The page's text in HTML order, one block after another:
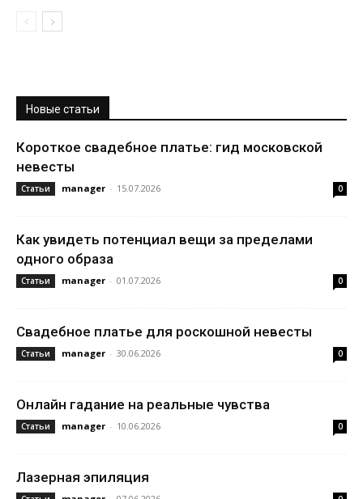
Новые статьи
Короткое свадебное платье: гид московской
невесты
Статьи manager - 15.07.2026 0
Как увидеть потенциал вещи за пределами
одного образа
Статьи manager - 01.07.2026 0
Свадебное платье для роскошной невесты
Статьи manager - 30.06.2026 0
Онлайн гадание на реальные чувства
Статьи manager - 10.06.2026 0
Лазерная эпиляция